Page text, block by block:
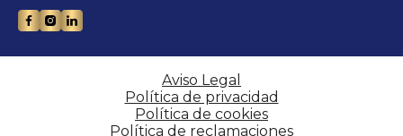
Aviso Legal
Política de privacidad
Política de cookies
Política de reclamaciones